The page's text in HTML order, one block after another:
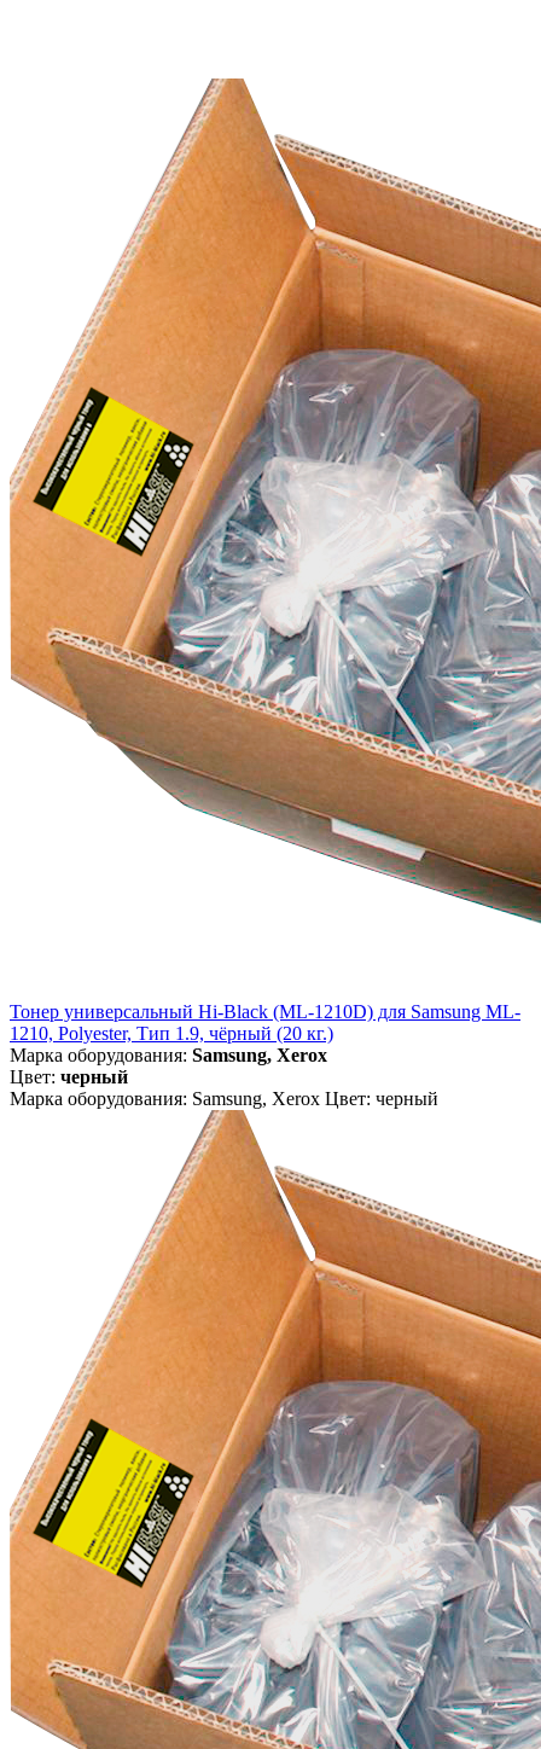
Тонер универсальный Hi-Black (ML-1210D) для Samsung ML-
1210, Polyester, Тип 1.9, чёрный (20 кг.)
Марка оборудования: Samsung, Xerox
Цвет: черный
Марка оборудования: Samsung, Xerox Цвет: черный